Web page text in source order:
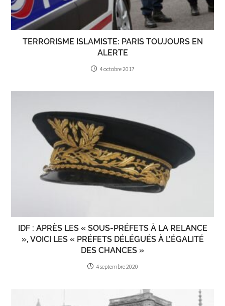
TERRORISME ISLAMISTE: PARIS TOUJOURS EN
ALERTE
4 octobre 2017
IDF : APRÈS LES « SOUS-PRÉFETS À LA RELANCE
», VOICI LES « PRÉFETS DÉLÉGUÉS À L’ÉGALITÉ
DES CHANCES »
4 septembre 2020